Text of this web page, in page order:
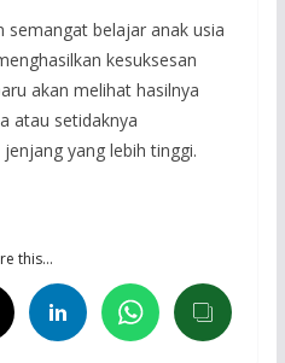
semangat belajar anak usia
kesuksesan
akan melihat hasilnya
atau setidaknya
yang lebih tinggi.
this…